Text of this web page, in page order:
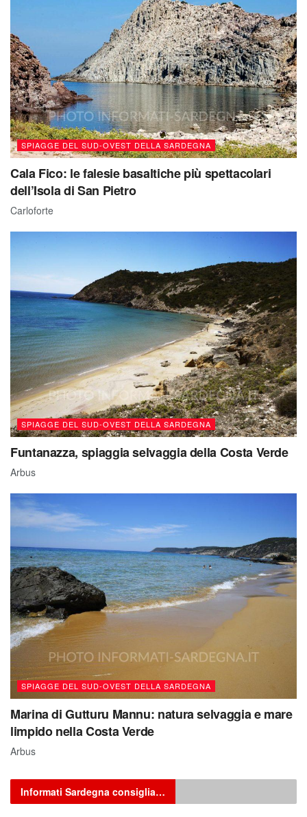
SPIAGGE DEL SUD-OVEST DELLA SARDEGNA
Cala Fico: le falesie basaltiche più spettacolari
dell’Isola di San Pietro
Carloforte
SPIAGGE DEL SUD-OVEST DELLA SARDEGNA
Funtanazza, spiaggia selvaggia della Costa Verde
Arbus
SPIAGGE DEL SUD-OVEST DELLA SARDEGNA
Marina di Gutturu Mannu: natura selvaggia e mare
limpido nella Costa Verde
Arbus
Informati Sardegna consiglia…